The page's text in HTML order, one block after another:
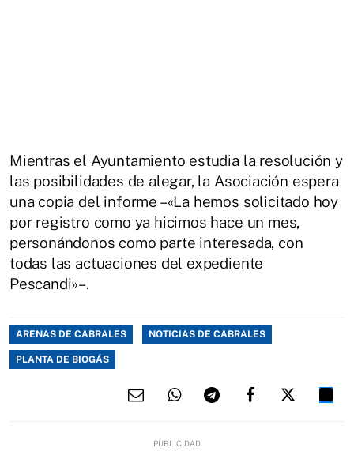
Mientras el Ayuntamiento estudia la resolución y
las posibilidades de alegar, la Asociación espera
una copia del informe –«La hemos solicitado hoy
por registro como ya hicimos hace un mes,
personándonos como parte interesada, con
todas las actuaciones del expediente
Pescandi»–.
ARENAS DE CABRALES NOTICIAS DE CABRALES
PLANTA DE BIOGÁS